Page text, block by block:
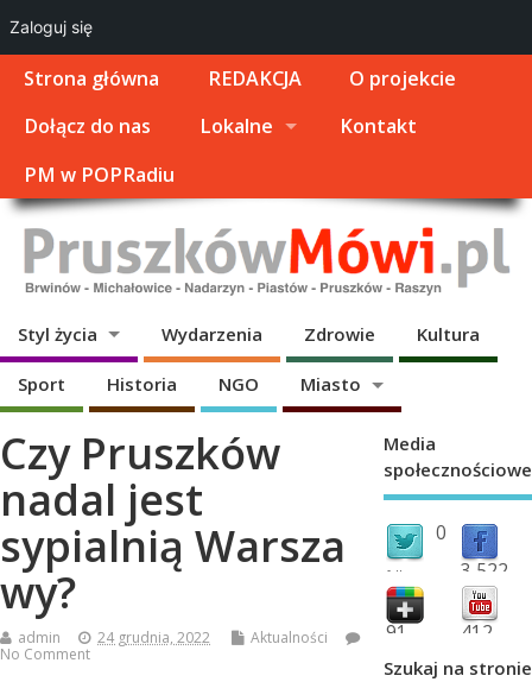
Strona główna REDAKCJA
O projekcie
Dołącz do nas
Lokalne
Kontakt
PM w POPRadiu
Styl życia Wydarzenia Zdrowie Kultura
Sport Historia NGO Miasto
Czy Pruszków
nadal jest
sypialnią Warsza
wy?
admin 24 grudnia, 2022
Aktualności
No Comment
Media
społecznościowe
0
followers 3,522
fans
91 412
Szukaj na stronie
Zaloguj się